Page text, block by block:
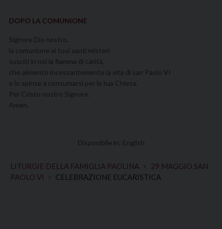
DOPO LA COMUNIONE
Signore Dio nostro,
la comunione ai tuoi santi misteri
susciti in noi la fiamma di carità,
che alimentò incessantemente la vita di san Paolo VI
e lo spinse a consumarsi per la tua Chiesa.
Per Cristo nostro Signore.
Amen.
Disponibile in: English
LITURGIE DELLA FAMIGLIA PAOLINA
29 MAGGIO SAN
PAOLO VI
CELEBRAZIONE EUCARISTICA